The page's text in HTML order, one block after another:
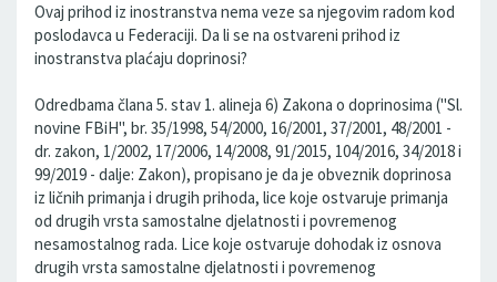
Ovaj prihod iz inostranstva nema veze sa njegovim radom kod
poslodavca u Federaciji. Da li se na ostvareni prihod iz
inostranstva plaćaju doprinosi?
Odredbama člana 5. stav 1. alineja 6) Zakona o doprinosima ("Sl.
novine FBiH", br. 35/1998, 54/2000, 16/2001, 37/2001, 48/2001 -
dr. zakon, 1/2002, 17/2006, 14/2008, 91/2015, 104/2016, 34/2018 i
99/2019 - dalje: Zakon), propisano je da je obveznik doprinosa
iz ličnih primanja i drugih prihoda, lice koje ostvaruje primanja
od drugih vrsta samostalne djelatnosti i povremenog
nesamostalnog rada. Lice koje ostvaruje dohodak iz osnova
drugih vrsta samostalne djelatnosti i povremenog